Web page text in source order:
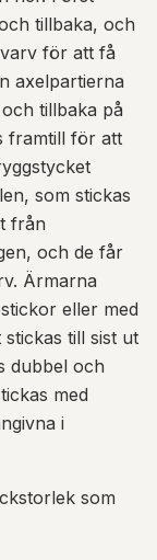
tillbaka, och
för att få
axelpartierna
tillbaka på
framtill för att
som stickas
från
och de får
Ärmarna
eller med
till sist ut
dubbel och
med
i
som